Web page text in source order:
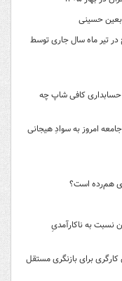
حسینی
ازدواج در تیر ماه سال جاری توسط
حسابداری کافی شاپ چه
امروز به سوادِ هیجانی
هم‌رده است؟
نسبت به ناکارآمدیِ
برای بازنگری مستقل